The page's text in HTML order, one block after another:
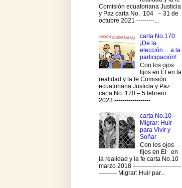
Comisión ecuatoriana Justicia
y Paz carta No. 104 – 31 de
octubre 2021 ---------...
carta No.170:
¡De la
elección… a la
participación!
Con los ojos
fijos en Él en la
realidad y la fe Comisión
ecuatoriana Justicia y Paz
carta No. 170 – 5 febrero
2023 ------------------...
carta No.10 -
Migrar: Huir
para Vivir y
Soñar
Con los ojos
fijos en El en
la realidad y la fe carta No.10
marzo 2018 ------------------------
--------- Migrar: Huir par...